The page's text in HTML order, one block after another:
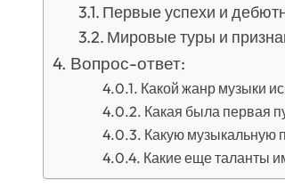
Первые успехи и
Мировые туры и
Вопрос-ответ:
Какой жанр музыки
Какая была первая
Какую музыкальную
Какие еще таланты